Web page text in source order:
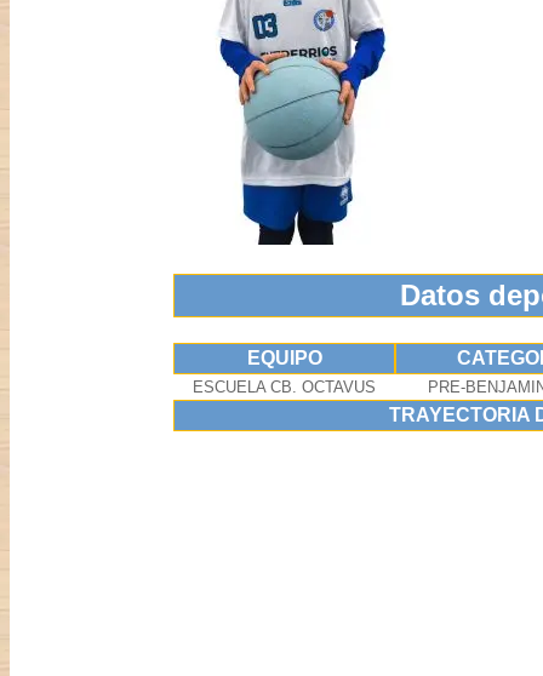
Datos
EQUIPO
ESCUELA CB. OCTAVUS PRE-
TRAYECTORIA